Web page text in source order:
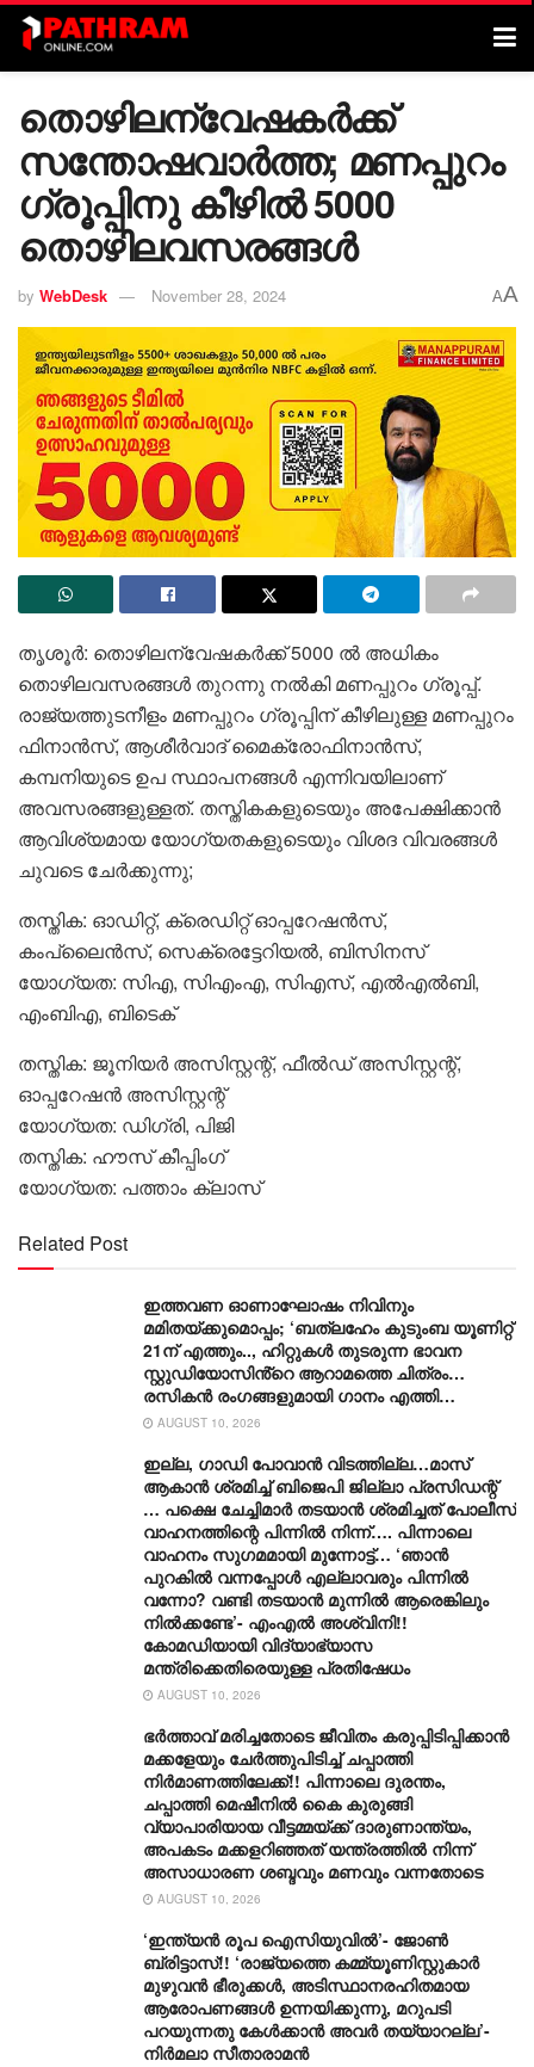
തൊഴിലന്വേഷകർക്ക്
സന്തോഷവാർത്ത; മണപ്പുറം
ഗ്രൂപ്പിനു കീഴിൽ 5000
തൊഴിലവസരങ്ങൾ
by WebDesk November 28, 2024 AA
തൃശൂർ: തൊഴിലന്വേഷകർക്ക് 5000 ൽ അധികം
തൊഴിലവസരങ്ങൾ തുറന്നു നൽകി മണപ്പുറം ഗ്രൂപ്പ്.
രാജ്യത്തുടനീളം മണപ്പുറം ഗ്രൂപ്പിന് കീഴിലുള്ള മണപ്പുറം
ഫിനാൻസ്, ആശീർവാദ് മൈക്രോഫിനാൻസ്,
കമ്പനിയുടെ ഉപ സ്ഥാപനങ്ങൾ എന്നിവയിലാണ്
അവസരങ്ങളുള്ളത്. തസ്തികകളുടെയും അപേക്ഷിക്കാൻ
ആവിശ്യമായ യോഗ്യതകളുടെയും വിശദ വിവരങ്ങൾ
ചുവടെ ചേർക്കുന്നു;
തസ്തിക: ഓഡിറ്റ്, ക്രെഡിറ്റ് ഓപ്പറേഷൻസ്,
കംപ്ലൈൻസ്, സെക്രെട്ടേറിയൽ, ബിസിനസ്
യോഗ്യത: സിഎ, സിഎംഎ, സിഎസ്, എൽഎൽബി,
എംബിഎ, ബിടെക്
തസ്തിക: ജൂനിയർ അസിസ്റ്റന്റ്, ഫീൽഡ് അസിസ്റ്റന്റ്,
ഓപ്പറേഷൻ അസിസ്റ്റന്റ്
യോഗ്യത: ഡിഗ്രി, പിജി
തസ്തിക: ഹൗസ് കീപ്പിംഗ്
യോഗ്യത: പത്താം ക്ലാസ്
Related Post
ഇത്തവണ ഓണാഘോഷം നിവിനും
മമിതയ്ക്കുമൊപ്പം; ‘ബത്‍ലഹേം കുടുംബ യൂണിറ്റ്
21ന് എത്തും.., ഹിറ്റുകൾ തുടരുന്ന ഭാവന
സ്റ്റുഡിയോസിൻ്റെ ആറാമത്തെ ചിത്രം…
രസികൻ രംഗങ്ങളുമായി ഗാനം എത്തി…
AUGUST 10, 2026
ഇല്ല, ​ഗാഡി പോവാൻ വിടത്തില്ല…മാസ്
ആകാൻ ശ്രമിച്ച് ബിജെപി ജില്ലാ പ്രസിഡന്റ്
… പക്ഷെ ചേച്ചിമാർ തടയാൻ ശ്രമിച്ചത് പോലീസ്
വാഹനത്തിന്റെ പിന്നിൽ നിന്ന്…. പിന്നാലെ
വാഹനം സു​ഗമമായി മുന്നോട്ട്… ‘ഞാൻ
പുറകിൽ വന്നപ്പോൾ എല്ലാവരും പിന്നിൽ
വന്നോ? വണ്ടി തടയാൻ മുന്നിൽ ആരെങ്കിലും
നിൽക്കണ്ടേ’- എംഎൽ അശ്വിനി!!
കോമഡിയായി വിദ്യാഭ്യാസ
മന്ത്രിക്കെതിരെയുള്ള പ്രതിഷേധം
AUGUST 10, 2026
ഭർത്താവ് മരിച്ചതോടെ ജീവിതം കരുപ്പിടിപ്പിക്കാൻ
മക്കളേയും ചേർത്തുപിടിച്ച് ചപ്പാത്തി
നിർമാണത്തിലേക്ക്!! പിന്നാലെ ദുരന്തം,
ചപ്പാത്തി മെഷീനിൽ കൈ കുരുങ്ങി
വ്യാപാരിയായ വീട്ടമ്മയ്ക്ക് ദാരുണാന്ത്യം,
അപകടം മക്കളറിഞ്ഞത് യന്ത്രത്തിൽ നിന്ന്
അസാധാരണ ശബ്ദവും മണവും വന്നതോടെ
AUGUST 10, 2026
‘ഇന്ത്യൻ രൂപ ഐസിയുവിൽ’- ജോൺ
ബ്രിട്ടാസ്!! ‘രാജ്യത്തെ കമ്മ്യൂണിസ്റ്റുകാർ
മുഴുവൻ ഭീരുക്കൾ, അടിസ്ഥാനരഹിതമായ
ആരോപണങ്ങൾ ഉന്നയിക്കുന്നു, മറുപടി
പറയുന്നതു കേൾക്കാൻ അവർ തയ്യാറല്ല’-
നിർമലാ സീതാരാമൻ